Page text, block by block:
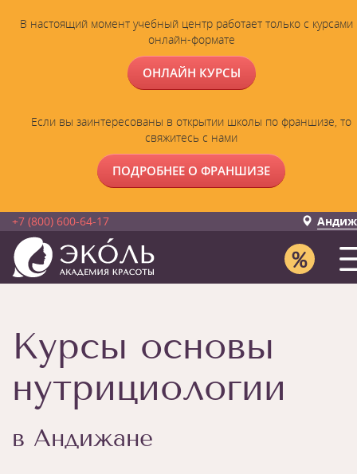
В настоящий момент учебный центр работает только с курсами
онлайн-формате
ОНЛАЙН КУРСЫ
Если вы заинтересованы в открытии школы по франшизе, то
свяжитесь с нами
ПОДРОБНЕЕ О ФРАНШИЗЕ
+7 (800) 600-64-17
Курсы основы
нутрициологии
в Андижане